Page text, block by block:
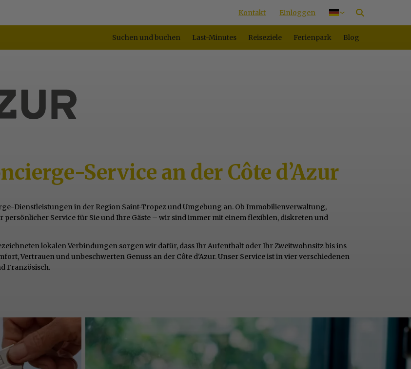
Kontakt Einloggen
Nederlands
English
Français
Suchen und buchen Last-Minutes Reiseziele Ferienpark Blog
Service an der Côte d’Azur
Dienstleistungen in der Region Saint-Tropez und Umgebung an. Ob Immobilienverwaltung,
Service für Sie und Ihre Gäste – wir sind immer mit einem flexiblen, diskreten und
lokalen Verbindungen sorgen wir dafür, dass Ihr Aufenthalt oder Ihr Zweitwohnsitz bis ins
Vertrauen und unbeschwerten Genuss an der Côte d'Azur. Unser Service ist in vier verschiedenen
Französisch.